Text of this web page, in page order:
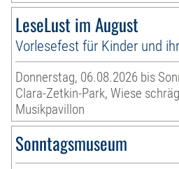
LeseLust im August
Vorlesefest für Kinder und
Donnerstag, 06.08.2026 bis
Clara-Zetkin-Park, Wiese
Musikpavillon
Sonntagsmuseum